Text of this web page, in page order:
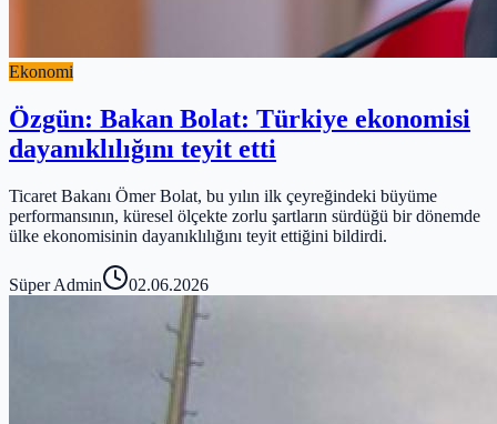
Ekonomi
Özgün: Bakan Bolat: Türkiye ekonomisi
dayanıklılığını teyit etti
Ticaret Bakanı Ömer Bolat, bu yılın ilk çeyreğindeki büyüme
performansının, küresel ölçekte zorlu şartların sürdüğü bir dönemde
ülke ekonomisinin dayanıklılığını teyit ettiğini bildirdi.
Süper Admin 02.06.2026